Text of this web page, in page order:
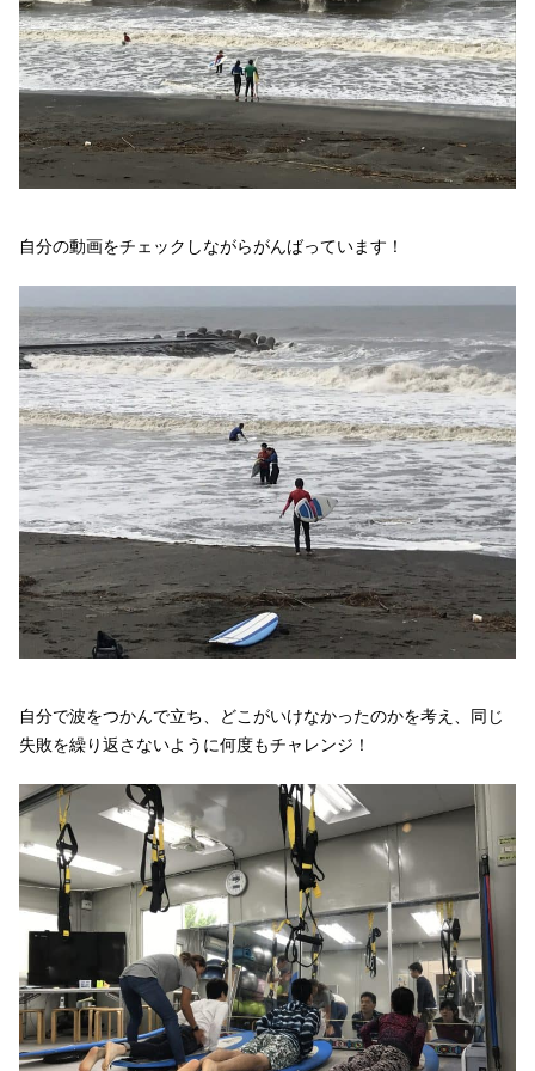
自分の動画をチェックしながらがんばっています！
自分で波をつかんで立ち、どこがいけなかったのかを考え、同じ
失敗を繰り返さないように何度もチャレンジ！